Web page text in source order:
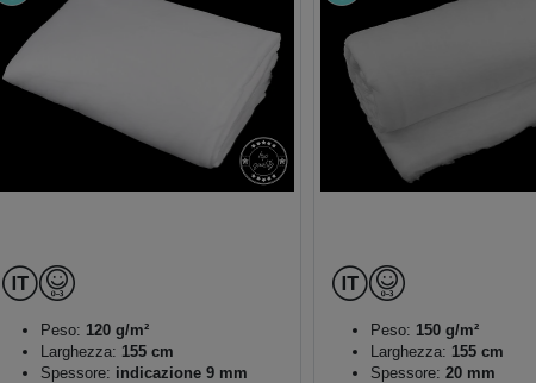
Peso: 120 g/m²
Larghezza: 155 cm
Spessore: indicazione 9 mm
Peso: 150 g/m²
Larghezza: 155 cm
Spessore: 20 mm